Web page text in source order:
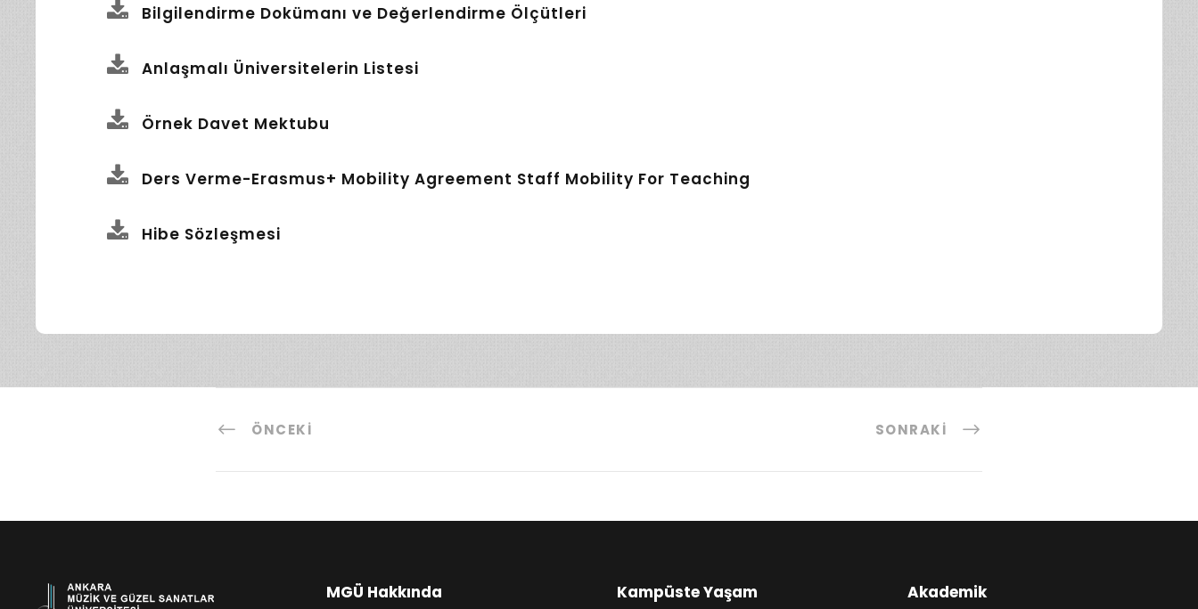
Bilgilendirme Dokümanı ve Değerlendirme Ölçütleri
Anlaşmalı Üniversitelerin Listesi
Örnek Davet Mektubu
Ders Verme-Erasmus+ Mobility Agreement Staff Mobility For Teaching
Hibe Sözleşmesi
ÖNCEKI SONRAKI
MGÜ Hakkında Kampüste Yaşam Akademik